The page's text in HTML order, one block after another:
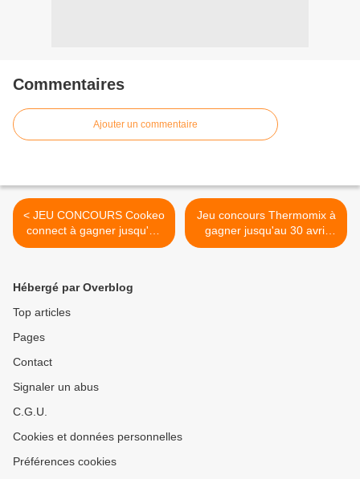
Commentaires
Ajouter un commentaire
< JEU CONCOURS Cookeo
connect à gagner jusqu'au
24 avril 2017
Jeu concours Thermomix à
gagner jusqu'au 30 avril
2017 >
Hébergé par Overblog
Top articles
Pages
Contact
Signaler un abus
C.G.U.
Cookies et données personnelles
Préférences cookies